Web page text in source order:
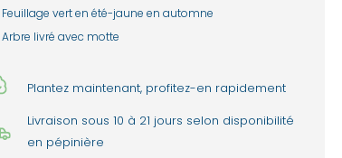
Feuillage vert en été-jaune en automne
Arbre livré avec motte
Plantez maintenant, profitez-en rapidement
Livraison sous 10 à 21 jours selon disponibilité
en pépinière